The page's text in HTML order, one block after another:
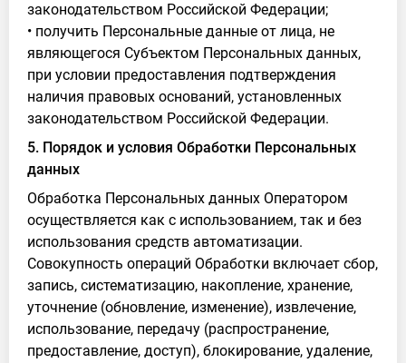
законодательством Российской Федерации;
• получить Персональные данные от лица, не
являющегося Субъектом Персональных данных,
при условии предоставления подтверждения
наличия правовых оснований, установленных
законодательством Российской Федерации.
5. Порядок и условия Обработки Персональных
данных
Обработка Персональных данных Оператором
осуществляется как с использованием, так и без
использования средств автоматизации.
Совокупность операций Обработки включает сбор,
запись, систематизацию, накопление, хранение,
уточнение (обновление, изменение), извлечение,
использование, передачу (распространение,
предоставление, доступ), блокирование, удаление,